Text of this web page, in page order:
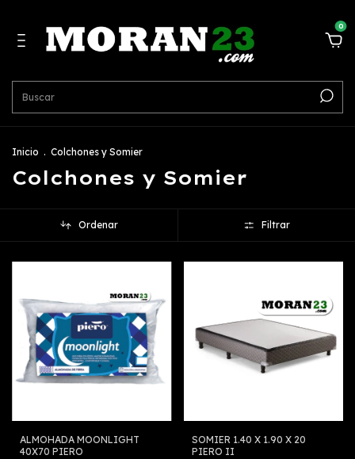
0
Inicio . Colchones y Somier
Colchones y Somier
Ordenar Filtrar
ALMOHADA MOONLIGHT
40X70 PIERO
SOMIER 1.40 X 1.90 X 20
PIERO II